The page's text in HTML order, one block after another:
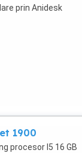
prin Anidesk
1900
procesor I5 16 GB